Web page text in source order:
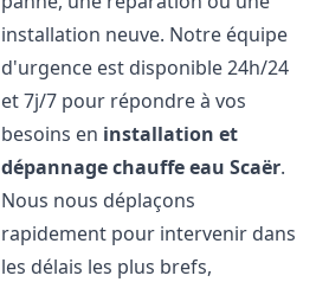
installation neuve. Notre équipe
d'urgence est disponible 24h/24
et 7j/7 pour répondre à vos
besoins en installation et
dépannage chauffe eau Scaër.
Nous nous déplaçons
rapidement pour intervenir dans
les délais les plus brefs,